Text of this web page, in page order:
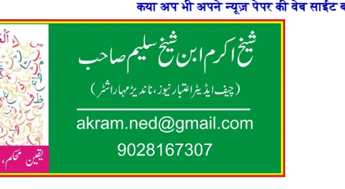
कया अप भी अपने न्यूज़ पेपर की वेब साईट बनाना चाहते है या फिर